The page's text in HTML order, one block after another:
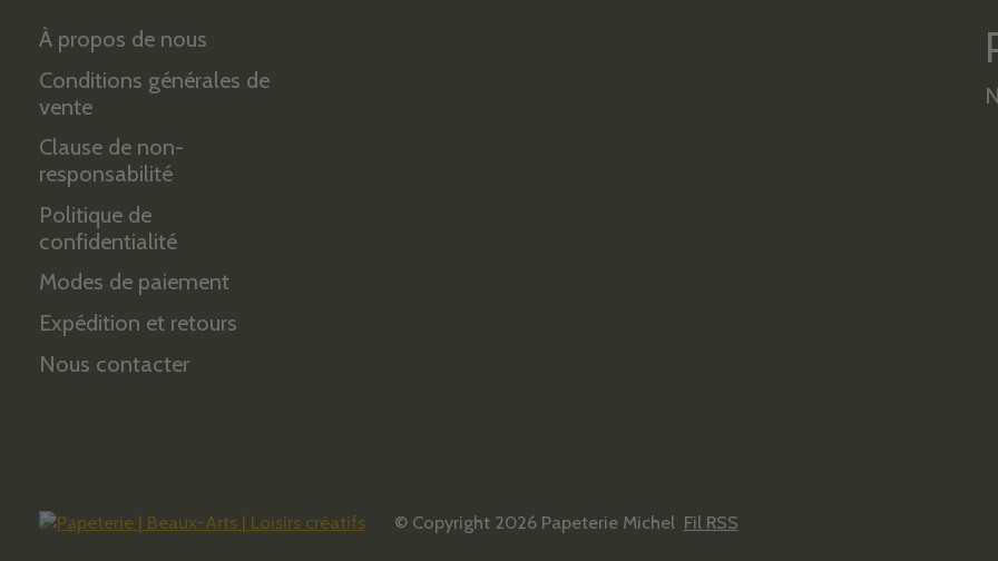
À propos de nous
Conditions générales de
vente
Clause de non-
responsabilité
Politique de
confidentialité
Modes de paiement
Expédition et retours
Nous contacter
© Copyright 2026 Papeterie Michel Fil RSS